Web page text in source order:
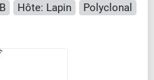
Hôte: Lapin
Polyclonal